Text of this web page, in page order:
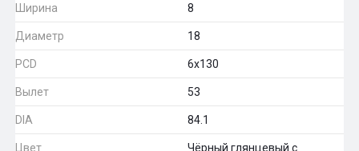
Ширина 8
Диаметр 18
PCD 6x130
Вылет 53
DIA 84.1
Цвет
Чёрный глянцевый с